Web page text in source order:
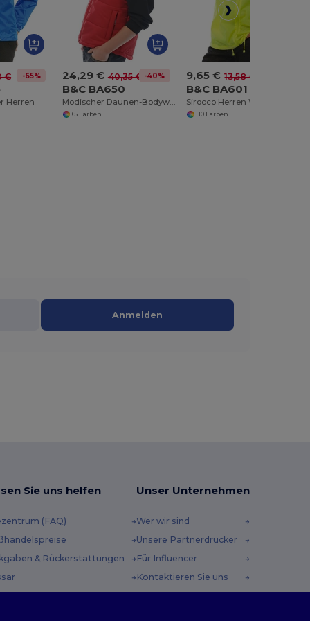
€ -65%
Herren
24,29 € 40,35 € -40%
B&C BA650
Modischer Daunen-Bodywarmer mit Dekorationsoption
+5 Farben
9,65 € 13,58 €
B&C BA601
+10 Farben
Anmelden
Sie uns helfen
(FAQ)
& Rückerstattungen
Unser Unternehmen
Wer wir sind
Unsere Partnerdrucker
Für Influencer
Kontaktieren Sie uns